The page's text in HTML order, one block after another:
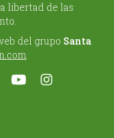
libertad de las
del grupo Santa